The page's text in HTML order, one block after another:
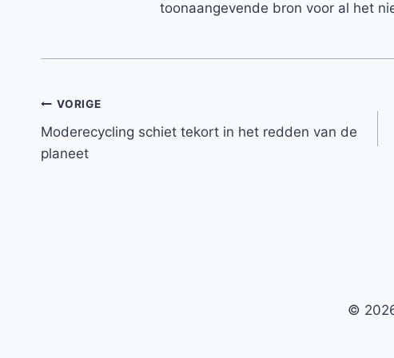
toonaangevende bron voor al het
Bericht
navigatie
VORIGE
Moderecycling schiet tekort in het redden van de
planeet
©